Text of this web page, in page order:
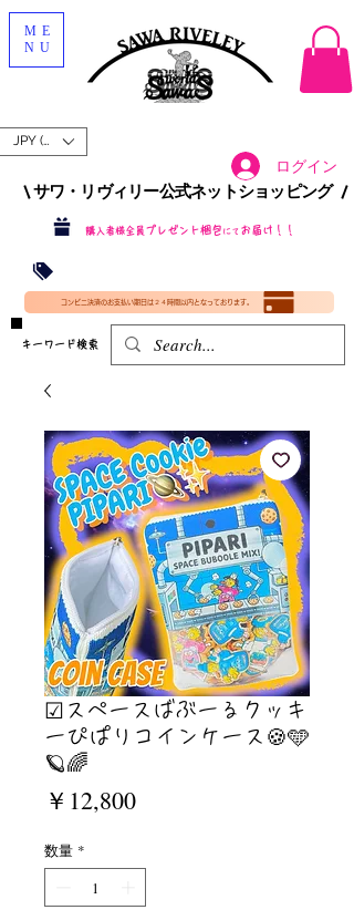
JPY (¥)
ログイン
\ サワ・リヴィリー公式ネットショッピング /​
購入者様全員 プレゼント梱包 にて お届け！！
​(35000円（税込）未満のご購入は全国送料890円（沖縄・北海道除く）（梱包手数料込み）
コンビニ決済のお支払い期日は２４時間以内となっております。
​キーワード検索
ME
NU
☑︎スペースばぶーるクッキ
ーぴぱりコインケース🍪🩵
🪐🌈
￥12,800価
数量 *